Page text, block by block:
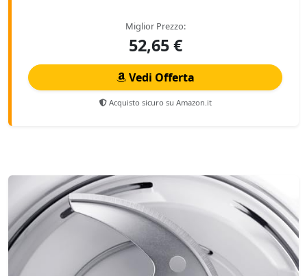
Miglior Prezzo:
52,65 €
Vedi Offerta
Acquisto sicuro su Amazon.it